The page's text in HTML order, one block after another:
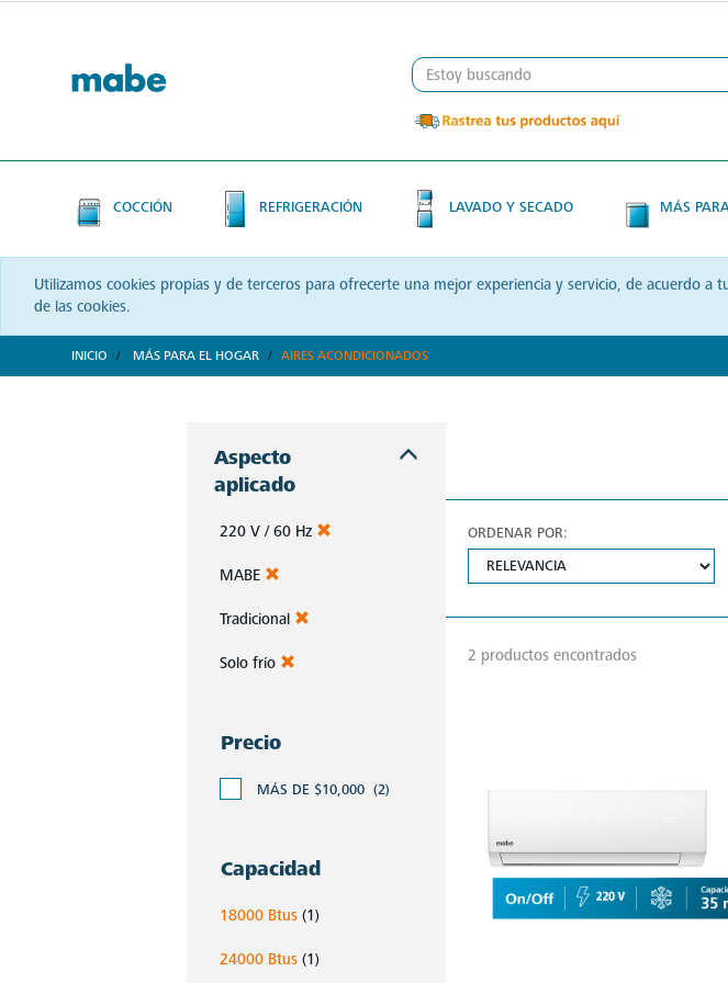
COCCIÓN REFRIGERACIÓN LAVADO Y SECADO MÁS
Utilizamos cookies propias y de terceros para ofrecerte una mejor experiencia y servicio, de acuerdo
de las cookies.
INICIO MÁS PARA EL HOGAR AIRES ACONDICIONADOS
Aspecto
aplicado
220 V / 60 Hz
MABE
Tradicional
Solo frío
Precio
MÁS DE $10,000 (2)
Capacidad
18000 Btus (1)
24000 Btus (1)
ORDENAR POR:
2 productos encontrados